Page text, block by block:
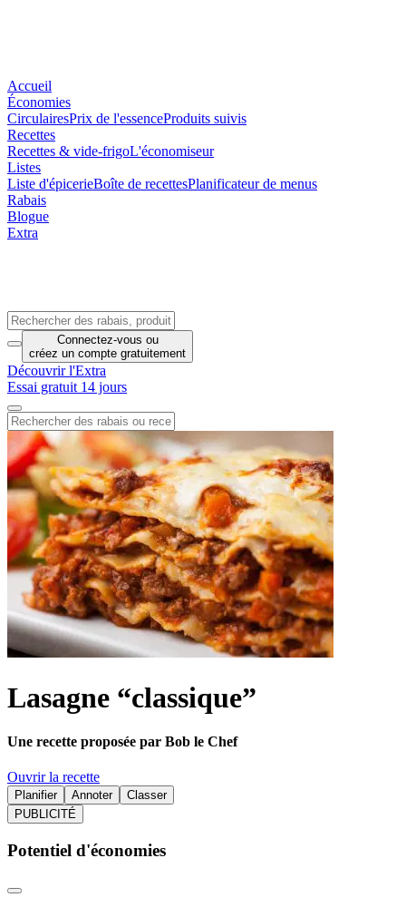
Accueil
Économies
CirculairesPrix de l'essenceProduits suivis
Recettes
Recettes & vide-frigoL'économiseur
Listes
Liste d'épicerieBoîte de recettesPlanificateur de menus
Rabais
Blogue
Extra
Connectez-vous ou
créez un compte gratuitement
Découvrir l'Extra
Essai gratuit 14 jours
Lasagne “classique”
Une recette proposée par Bob le Chef
Ouvrir la recette
Planifier Annoter
Classer
PUBLICITÉ
Potentiel d'économies